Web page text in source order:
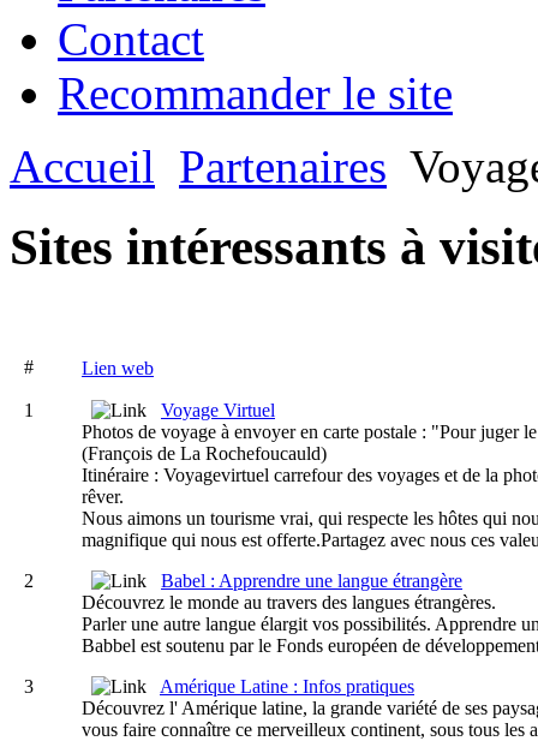
Contact
Recommander le site
Accueil Partenaires
Sites intéressants à
# Lien web
1
Voyage Virtuel
Photos de voyage à envoyer en carte postale : "Pour
(François de La Rochefoucauld)
Itinéraire : Voyagevirtuel carrefour des voyages et de la
rêver.
Nous aimons un tourisme vrai, qui respecte les hôtes qui
magnifique qui nous est offerte.Partagez avec nous ces
2
Babel : Apprendre une langue étrangère
Découvrez le monde au travers des langues étrangères.
Parler une autre langue élargit vos possibilités. Apprendre
Babbel est soutenu par le Fonds européen de
3
Amérique Latine : Infos pratiques
Découvrez l' Amérique latine, la grande variété de ses
vous faire connaître ce merveilleux continent, sous tous